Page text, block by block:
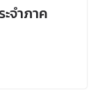
จำภาค